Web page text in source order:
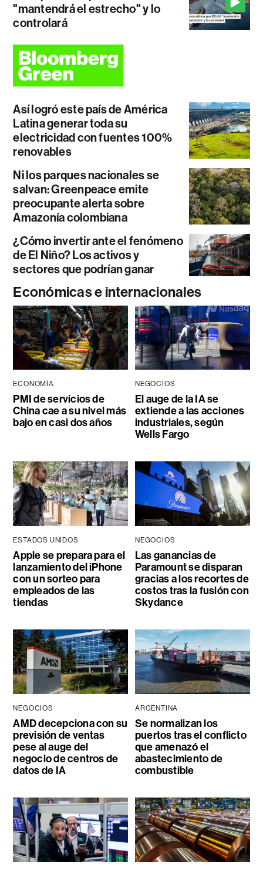
"mantendrá el estrecho" y lo
controlará
Así logró este país de América
Latina generar toda su
electricidad con fuentes 100%
renovables
Ni los parques nacionales se
salvan: Greenpeace emite
preocupante alerta sobre
Amazonía colombiana
¿Cómo invertir ante el fenómeno
de El Niño? Los activos y
sectores que podrían ganar
Económicas e internacionales
ECONOMÍA
PMI de servicios de
China cae a su nivel más
bajo en casi dos años
NEGOCIOS
El auge de la IA se
extiende a las acciones
industriales, según
Wells Fargo
ESTADOS UNIDOS
Apple se prepara para el
lanzamiento del iPhone
con un sorteo para
empleados de las
tiendas
NEGOCIOS
Las ganancias de
Paramount se disparan
gracias a los recortes de
costos tras la fusión con
Skydance
NEGOCIOS
AMD decepciona con su
previsión de ventas
pese al auge del
negocio de centros de
datos de IA
ARGENTINA
Se normalizan los
puertos tras el conflicto
que amenazó el
abastecimiento de
combustible